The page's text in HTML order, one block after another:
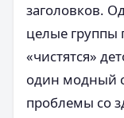
заголовков.
целые группы
«чистятся»
один модный
проблемы со